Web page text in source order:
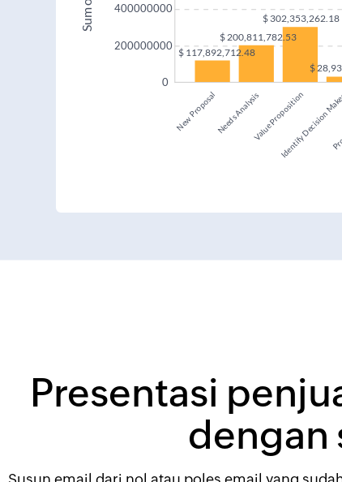
Presentasi
dengan